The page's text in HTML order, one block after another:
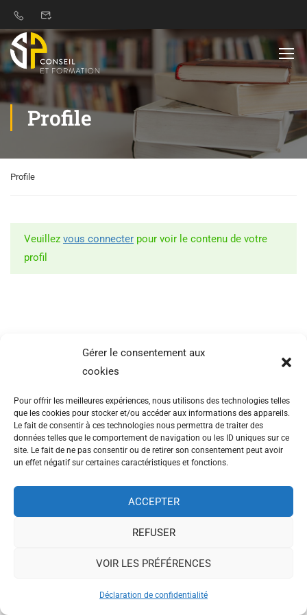
Gérer le consentement aux
cookies
Pour offrir les meilleures expériences, nous utilisons des technologies telles
que les cookies pour stocker et/ou accéder aux informations des appareils.
Le fait de consentir à ces technologies nous permettra de traiter des
données telles que le comportement de navigation ou les ID uniques sur ce
site. Le fait de ne pas consentir ou de retirer son consentement peut avoir
un effet négatif sur certaines caractéristiques et fonctions.
ACCEPTER
REFUSER
VOIR LES PRÉFÉRENCES
Déclaration de confidentialité
Profile
Profile
Veuillez vous connecter pour voir le contenu de votre
profil